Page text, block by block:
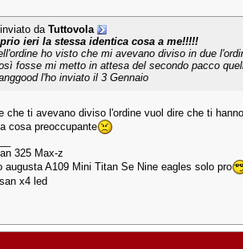
daTuttovola
ieri la stessa identica cosa a me!!!!!
ho visto che mi avevano diviso in due
fosse mi metto in attesa del secondo pacco
l'ho inviato il 3 Gennaio
che ti avevano diviso l'ordine vuol dire che ti
cosa preoccupante
325 Max-z
augusta A109 Mini Titan Se Nine eagles solo pro
x4 led